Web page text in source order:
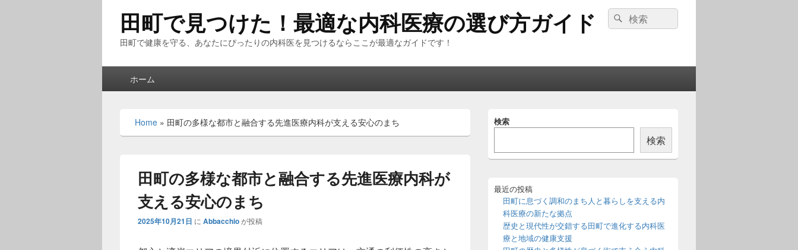
田町で見つけた！最適な内科医療の選び方ガイド
田町で健康を守る、あなたにぴったりの内科医を見つけるならここが最適なガイドです！
検
索:
検
索
ホーム
Home » 田町の多様な都市と融合する先進医療内科が支える安心のまち
田町の多様な都市と融合する先進医療内科が
支える安心のまち
2025年10月21日 に Abbacchioが投稿
イ
イ
ー
検索
検索
最近の投稿
田町に息づく調和のまち人と暮らしを支える内
科医療の新たな拠点
歴史と現代性が交錯する田町で進化する内科医
療と地域の健康支援